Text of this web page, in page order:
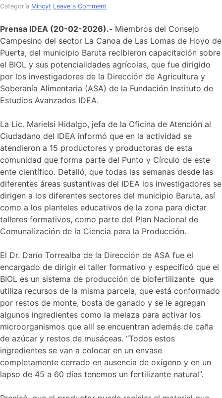
Categoría Mincyt Leave a Comment
Prensa IDEA (20-02-2026).- Miembros del Consejo
Campesino del sector La Canoa de Las Lomas de Hoyo de
Puerta, del municipio Baruta recibieron capacitación sobre
el BIOL y sus potencialidades agrícolas, que fue dirigido
por los investigadores de la Dirección de Agricultura y
Soberanía Alimentaria (ASA) de la Fundación Instituto de
Estudios Avanzados IDEA.
La Lic. Marielsi Hidalgo, jefa de la Oficina de Atención al
Ciudadano del IDEA informó que en la actividad se
atendieron a 15 productores y productoras de esta
comunidad que forma parte del Punto y Círculo de este
ente científico. Detalló, que todas las semanas desde las
diferentes áreas sustantivas del IDEA los investigadores se
dirigen a los diferentes sectores del municipio Baruta, así
como a los planteles educativos de la zona para dictar
talleres formativos, como parte del Plan Nacional de
Comunalización de la Ciencia para la Producción.
El Dr. Darío Torrealba de la Dirección de ASA fue el
encargado de dirigir el taller formativo y especificó que el
BIOL es un sistema de producción de biofertilizante que
utiliza recursos de la misma parcela, que está conformado
por restos de monte, bosta de ganado y se le agregan
algunos ingredientes como la melaza para activar los
microorganismos que allí se encuentran además de caña
de azúcar y restos de musáceas. “Todos estos
ingredientes se van a colocar en un envase
completamente cerrado en ausencia de oxígeno y en un
lapso de 45 a 60 días tenemos un fertilizante natural”.